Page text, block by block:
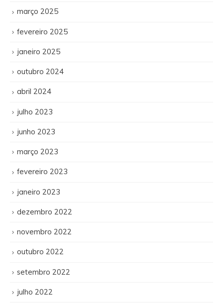
março 2025
fevereiro 2025
janeiro 2025
outubro 2024
abril 2024
julho 2023
junho 2023
março 2023
fevereiro 2023
janeiro 2023
dezembro 2022
novembro 2022
outubro 2022
setembro 2022
julho 2022